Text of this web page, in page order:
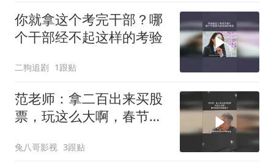
你就拿这个考完干部？哪
个干部经不起这样的考验
二狗追剧 1跟贴
范老师：拿二百出来买股
票，玩这么大啊，春节档
兔八哥影视 3跟贴